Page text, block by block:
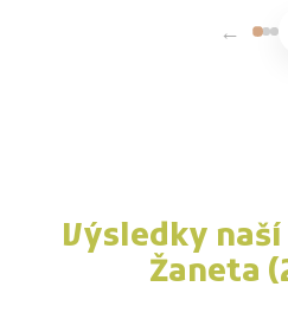
←
Výsledky naší
Žaneta